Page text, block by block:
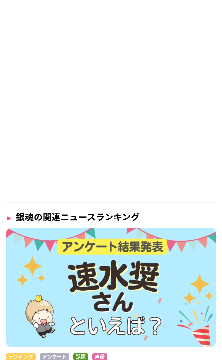
銀魂の関連ニュースランキング
ランキング アンケート 話題 声優